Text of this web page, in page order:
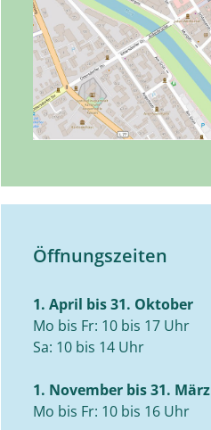
Öffnungszeiten
1. April bis 31. Oktober
Mo bis Fr: 10 bis 17 Uhr
Sa: 10 bis 14 Uhr
1. November bis 31. März
Mo bis Fr: 10 bis 16 Uhr